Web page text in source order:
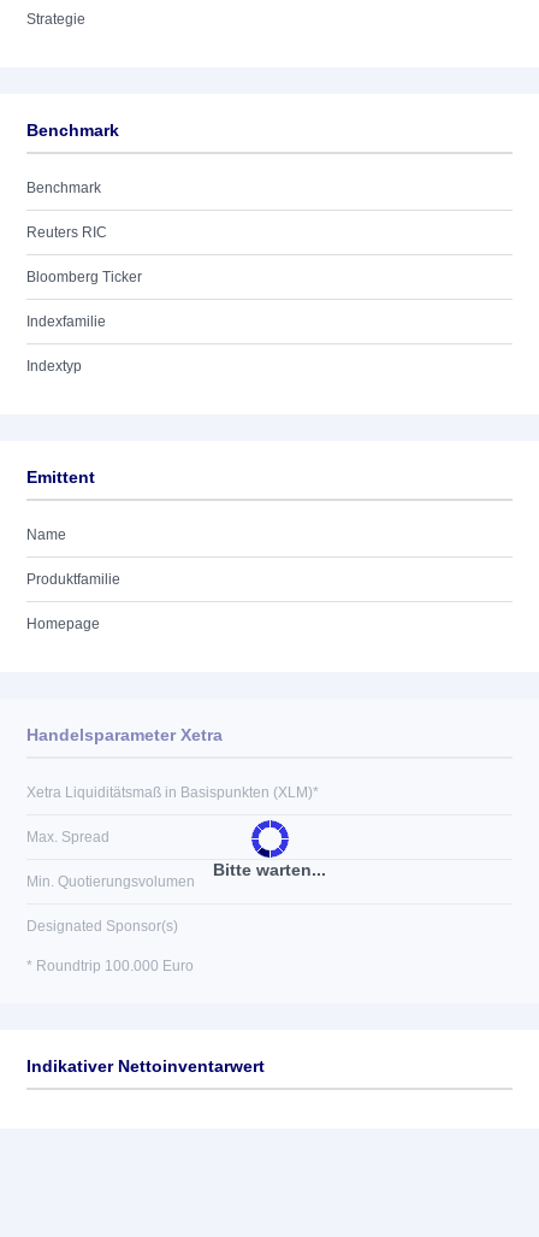
Strategie
Benchmark
Benchmark
Reuters RIC
Bloomberg Ticker
Indexfamilie
Indextyp
Emittent
Name
Produktfamilie
Homepage
Bitte warten...
Handelsparameter Xetra
Xetra Liquiditätsmaß in Basispunkten (XLM)*
Max. Spread
Min. Quotierungsvolumen
Designated Sponsor(s)
* Roundtrip 100.000 Euro
Indikativer Nettoinventarwert